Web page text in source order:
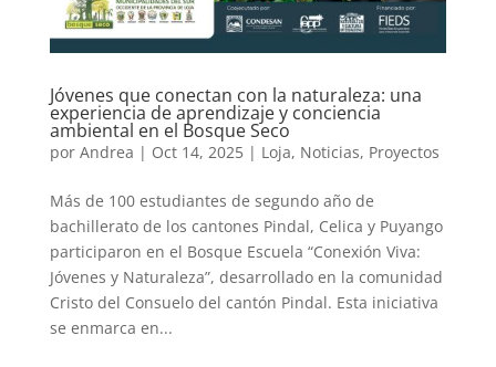
Jóvenes que conectan con la naturaleza: una
experiencia de aprendizaje y conciencia
ambiental en el Bosque Seco
por Andrea | Oct 14, 2025| Loja, Noticias, Proyectos
Más de 100 estudiantes de segundo año de
bachillerato de los cantones Pindal, Celica y Puyango
participaron en el Bosque Escuela “Conexión Viva:
Jóvenes y Naturaleza”, desarrollado en la comunidad
Cristo del Consuelo del cantón Pindal. Esta iniciativa
se enmarca en...